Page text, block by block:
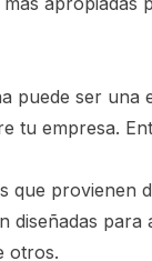
puede ser una
tu empresa.
que provienen
diseñadas para
otros.